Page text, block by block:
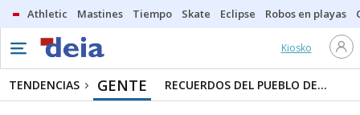
Athletic Mastines Tiempo Skate Eclipse Robos en playas
Kiosko
TENDENCIAS GENTE RECUERDOS DEL PUEBLO DE...